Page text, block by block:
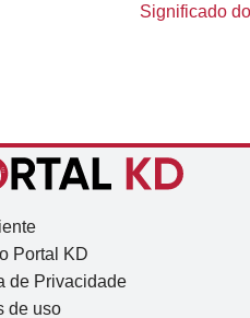
Significado
Portal KD
de Privacidade
de uso